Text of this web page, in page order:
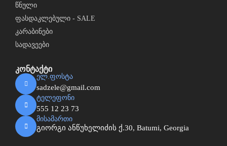
წნული
ფასდაკლებული - SALE
კარაბინები
სადავეები
კონტაქტი
ელ.ფოსტა
sadzele@gmail.com
ტელეფონი
555 12 23 73
მისამართი
გიორგი ანწუხელიძის ქ.30, Batumi, Georgia